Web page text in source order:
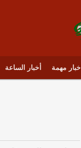
أخبار مهمة أخبار الساعة